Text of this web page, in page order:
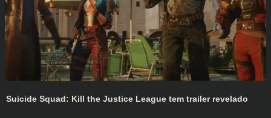
Suicide Squad: Kill the Justice League tem trailer revelado